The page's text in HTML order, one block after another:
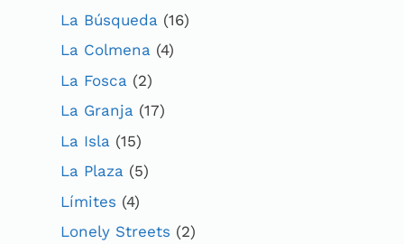
La Búsqueda (16)
La Colmena (4)
La Fosca (2)
La Granja (17)
La Isla (15)
La Plaza (5)
Límites (4)
Lonely Streets (2)